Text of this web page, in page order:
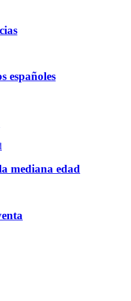
españoles
mediana edad